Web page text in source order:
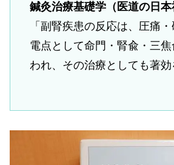
鍼灸治療基礎学（医道の日本
「副腎疾患の反応は、圧痛
電点として命門・腎兪・三
われ、その治療としても著効